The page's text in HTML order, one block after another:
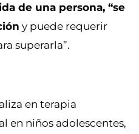
de una persona, “se
y puede requerir
superarla”.
en terapia
en niños adolescentes,